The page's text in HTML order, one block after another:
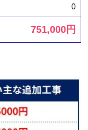
0
751,000円